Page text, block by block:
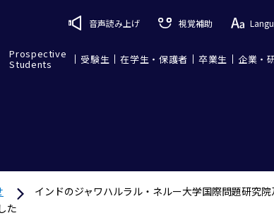
音声読み上げ 視覚補助
Prospective
Students 受験生 在学生・保護者 卒業生 企業・
インドのジャワハルラル・ネルー大学国際問題研究
た